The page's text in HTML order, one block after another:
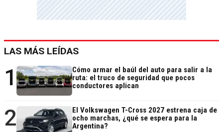
LAS MÁS LEÍDAS
1
Cómo armar el baúl del auto para salir a la
ruta: el truco de seguridad que pocos
conductores aplican
2
El Volkswagen T-Cross 2027 estrena caja de
ocho marchas, ¿qué se espera para la
Argentina?